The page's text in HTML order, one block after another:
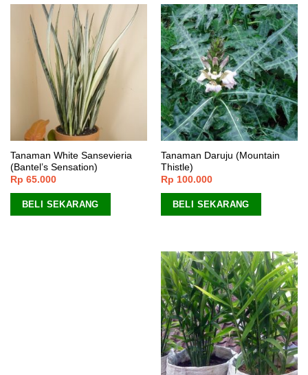
Tanaman White Sansevieria
(Bantel’s Sensation)
Rp 65.000
BELI SEKARANG
Tanaman Daruju (Mountain
Thistle)
Rp 100.000
BELI SEKARANG